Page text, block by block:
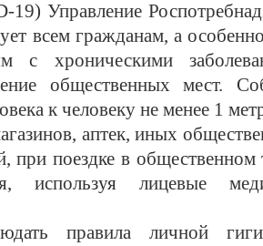
19) Управление
всем гражданам, а
с хроническими
общественных мест.
к человеку не менее 1
аптек, иных
при поездке в общественном
используя лицевые
правила личной